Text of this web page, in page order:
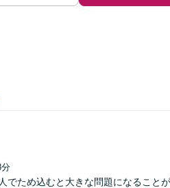
でため込むと大きな問題になること